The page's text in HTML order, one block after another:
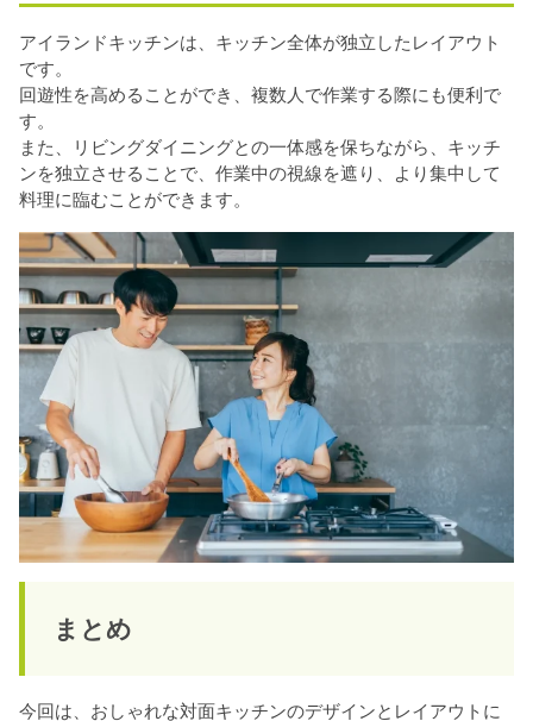
アイランドキッチンは、キッチン全体が独立したレイアウト
です。
回遊性を高めることができ、複数人で作業する際にも便利で
す。
また、リビングダイニングとの一体感を保ちながら、キッチ
ンを独立させることで、作業中の視線を遮り、より集中して
料理に臨むことができます。
まとめ
今回は、おしゃれな対面キッチンのデザインとレイアウトに